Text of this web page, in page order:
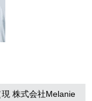
株式会社Melanie